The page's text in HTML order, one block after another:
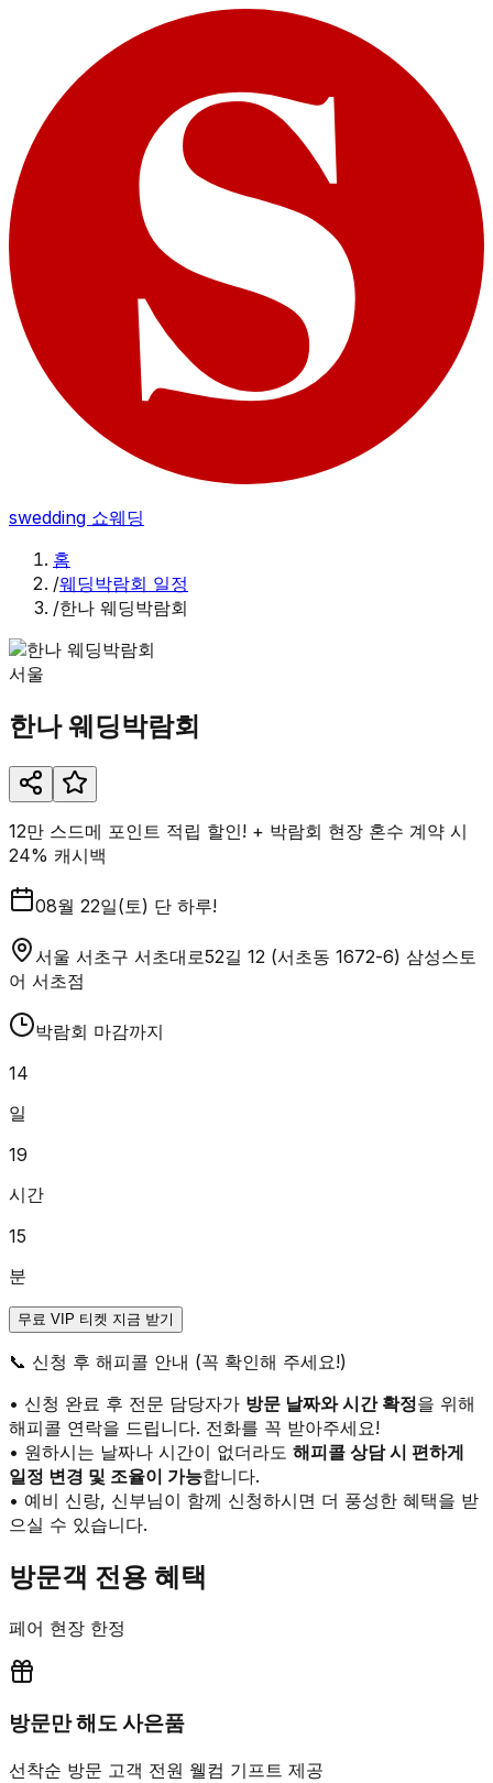
swedding 쇼웨딩
홈
/웨딩박람회 일정
/한나 웨딩박람회
서울
한나 웨딩박람회
12만 스드메 포인트 적립 할인! + 박람회 현장 혼수 계약 시
24% 캐시백
08월 22일(토) 단 하루!
서울 서초구 서초대로52길 12 (서초동 1672-6) 삼성스토
어 서초점
박람회 마감까지
14
일
19
시간
15
분
무료 VIP 티켓 지금 받기
📞 신청 후 해피콜 안내 (꼭 확인해 주세요!)
• 신청 완료 후 전문 담당자가 방문 날짜와 시간 확정을 위해
해피콜 연락을 드립니다. 전화를 꼭 받아주세요!
• 원하시는 날짜나 시간이 없더라도 해피콜 상담 시 편하게
일정 변경 및 조율이 가능합니다.
• 예비 신랑, 신부님이 함께 신청하시면 더 풍성한 혜택을 받
으실 수 있습니다.
방문객 전용 혜택
페어 현장 한정
방문만 해도 사은품
선착순 방문 고객 전원 웰컴 기프트 제공